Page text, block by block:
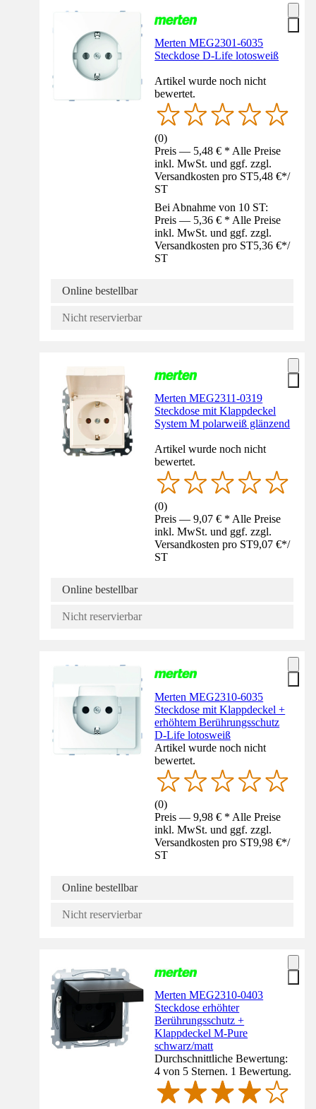
Merten MEG2301-6035
Steckdose D-Life lotosweiß
Artikel wurde noch nicht
bewertet.
(0)
Preis — 5,48 € * Alle Preise
inkl. MwSt. und ggf. zzgl.
Versandkosten pro ST5,48 €*/
ST
Bei Abnahme von 10 ST:
Preis — 5,36 € * Alle Preise
inkl. MwSt. und ggf. zzgl.
Versandkosten pro ST5,36 €*/
ST
Online bestellbar
Nicht reservierbar
Merten MEG2311-0319
Steckdose mit Klappdeckel
System M polarweiß glänzend
Artikel wurde noch nicht
bewertet.
(0)
Preis — 9,07 € * Alle Preise
inkl. MwSt. und ggf. zzgl.
Versandkosten pro ST9,07 €*/
ST
Online bestellbar
Nicht reservierbar
Merten MEG2310-6035
Steckdose mit Klappdeckel +
erhöhtem Berührungsschutz
D-Life lotosweiß
Artikel wurde noch nicht
bewertet.
(0)
Preis — 9,98 € * Alle Preise
inkl. MwSt. und ggf. zzgl.
Versandkosten pro ST9,98 €*/
ST
Online bestellbar
Nicht reservierbar
Merten MEG2310-0403
Steckdose erhöhter
Berührungsschutz +
Klappdeckel M-Pure
schwarz/matt
Durchschnittliche Bewertung:
4 von 5 Sternen. 1 Bewertung.